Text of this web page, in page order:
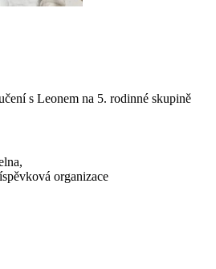
s Leonem na 5. rodinné skupině
organizace